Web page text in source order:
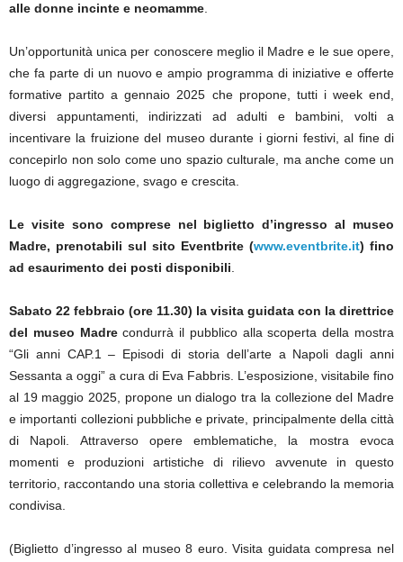
alle donne incinte e neomamme
Un’opportunità unica per conoscere meglio il Madre e le sue opere,
che fa parte di un nuovo e ampio programma di iniziative e offerte
formative partito a gennaio 2025 che propone, tutti i week end,
diversi appuntamenti, indirizzati ad adulti e bambini, volti a
incentivare la fruizione del museo durante i giorni festivi, al fine di
concepirlo non solo come uno spazio culturale, ma anche come un
luogo di aggregazione, svago e crescita.
Le visite sono comprese nel biglietto d’ingresso al museo
Madre, prenotabili sul sito Eventbrite (www.eventbrite.it) fino
ad esaurimento dei posti disponibili
Sabato 22 febbraio (ore 11.30) la visita guidata con la direttrice
del museo Madrecondurrà il pubblico alla scoperta della mostra
“Gli anni CAP.1 – Episodi di storia dell’arte a Napoli dagli anni
Sessanta a oggi” a cura di Eva Fabbris. L’esposizione, visitabile fino
al 19 maggio 2025, propone un dialogo tra la collezione del Madre
e importanti collezioni pubbliche e private, principalmente della città
di Napoli. Attraverso opere emblematiche, la mostra evoca
momenti e produzioni artistiche di rilievo avvenute in questo
territorio, raccontando una storia collettiva e celebrando la memoria
condivisa.
(Biglietto d’ingresso al museo 8 euro. Visita guidata compresa nel